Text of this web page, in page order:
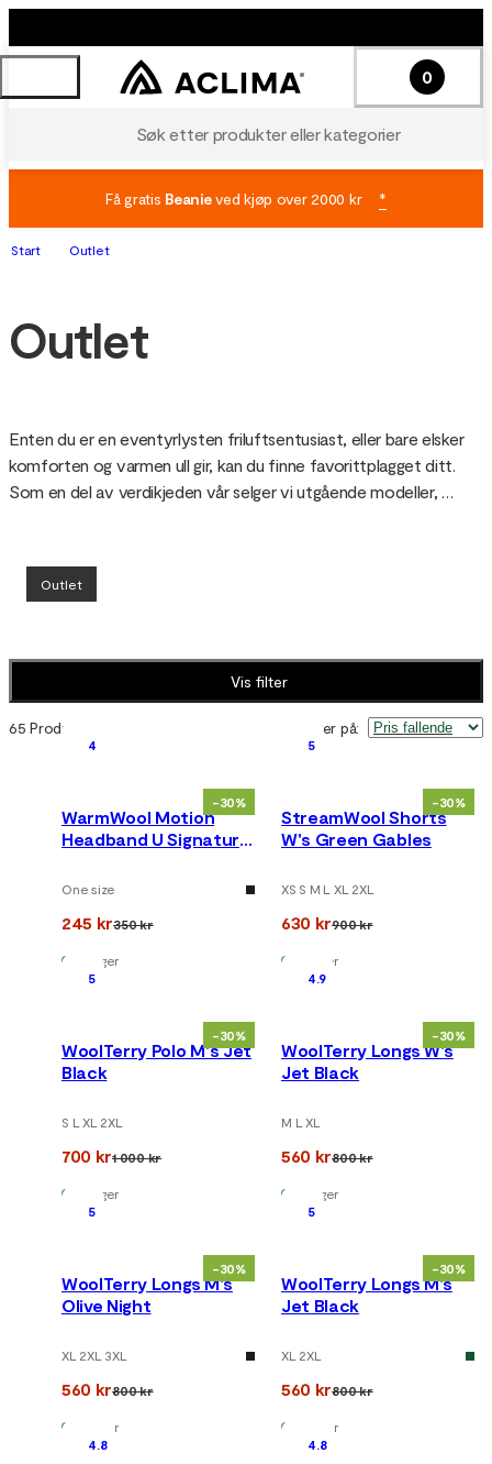
Søk etter produkter eller kategorier
0
Få gratis Beanieved kjøp over 2000 kr *
Start Outlet
Outlet
Enten du er en eventyrlysten friluftsentusiast, eller bare elsker
komforten og varmen ull gir, kan du finne favorittplagget ditt.
Som en del av verdikjeden vår selger vi utgående modeller,
kvalitet, og er like gode og varme denne sesongen, bare billigere.
På denne måten unngår vi at det vi har laget tidligere går til spille,
Outlet
Vis filter
65 Produkter Sorter på:
-30%
4
WarmWool Motion
Headband U Signature
One size
245 kr350 kr
På lager
-30%
5
StreamWool Shorts
W's Green Gables
XS S M L XL 2XL
630 kr900 kr
På lager
-30%
5
WoolTerry Polo M's Jet
Black
S L XL 2XL
700 kr1 000 kr
På lager
-30%
4.9
WoolTerry Longs W's
Jet Black
M L XL
560 kr800 kr
På lager
-30%
5
WoolTerry Longs M's
Olive Night
XL 2XL 3XL
560 kr800 kr
På lager
-30%
5
WoolTerry Longs M's
Jet Black
XL 2XL
560 kr800 kr
På lager
4.8 4.8